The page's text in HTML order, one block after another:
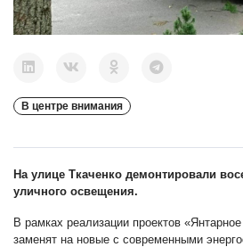
В центре внимания
На улице Ткаченко демонтировали
уличного освещения.
В рамках реализации проектов
заменят на новые с современными